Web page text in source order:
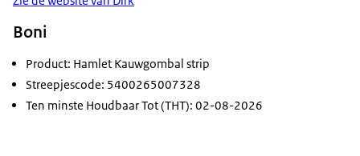
Boni
Product: Hamlet Kauwgombal strip
Streepjescode: 5400265007328
Ten minste Houdbaar Tot (THT): 02-08-2026